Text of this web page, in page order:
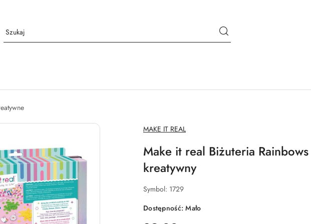
NAZWA
PRODUCENTA:
MAKE IT REAL
Make it real Biżuteria
kreatywny
Symbol: 1729
Dostępność:Mało